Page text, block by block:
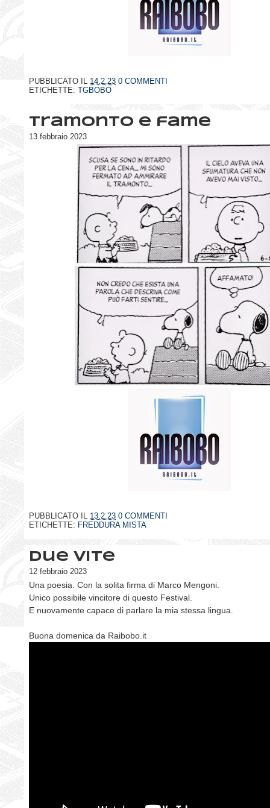
PUBBLICATO IL 14.2.23 0 COMMENTI
ETICHETTE: TGBOBO
Tramonto e fame
13 febbraio 2023
PUBBLICATO IL 13.2.23 0 COMMENTI
ETICHETTE: FREDDURA MISTA
Due vite
12 febbraio 2023
Una poesia. Con la solita firma di Marco Mengoni.
Unico possibile vincitore di questo Festival.
E nuovamente capace di parlare la mia stessa lingua.
Buona domenica da Raibobo.it